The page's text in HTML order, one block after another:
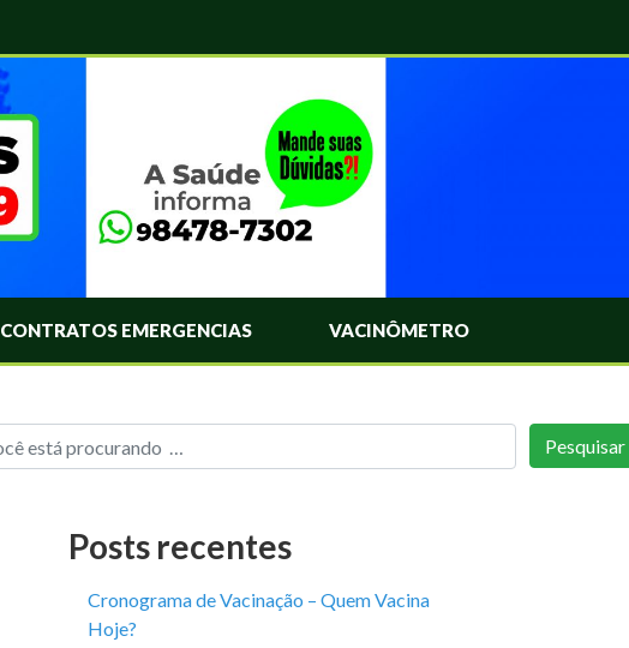
CONTRATOS EMERGENCIAS VACINÔMETRO
Posts recentes
Cronograma de Vacinação – Quem Vacina
Hoje?